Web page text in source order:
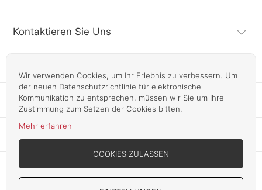
Wir verwenden Cookies, um Ihr Erlebnis zu verbessern. Um
der neuen Datenschutzrichtlinie für elektronische
Kommunikation zu entsprechen, müssen wir Sie um Ihre
Zustimmung zum Setzen der Cookies bitten.
Mehr erfahren
COOKIES ZULASSEN
Kontaktieren Sie Uns
Infos